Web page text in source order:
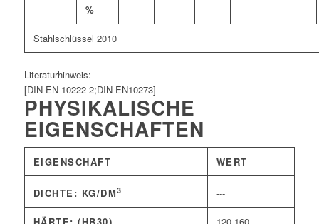
%
Stahlschlüssel 2010
Literaturhinweis:
[DIN EN 10222-2;DIN EN10273]
PHYSIKALISCHE
EIGENSCHAFTEN
EIGENSCHAFT WERT
DICHTE: KG/DM3 ---